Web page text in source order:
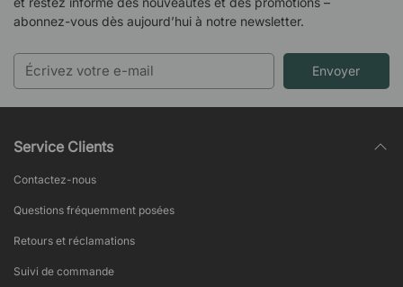
abonnez-vous dès aujourd’hui à notre newsletter.
Envoyer
Service Clients
Contactez-nous
Questions fréquemment posées
Retours et réclamations
Suivi de commande